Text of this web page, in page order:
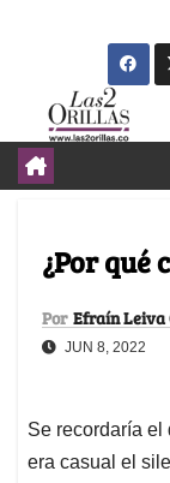
¿Por qué
Por Efraín Leiva
JUN 8, 2022
Se recordaría el
era casual el